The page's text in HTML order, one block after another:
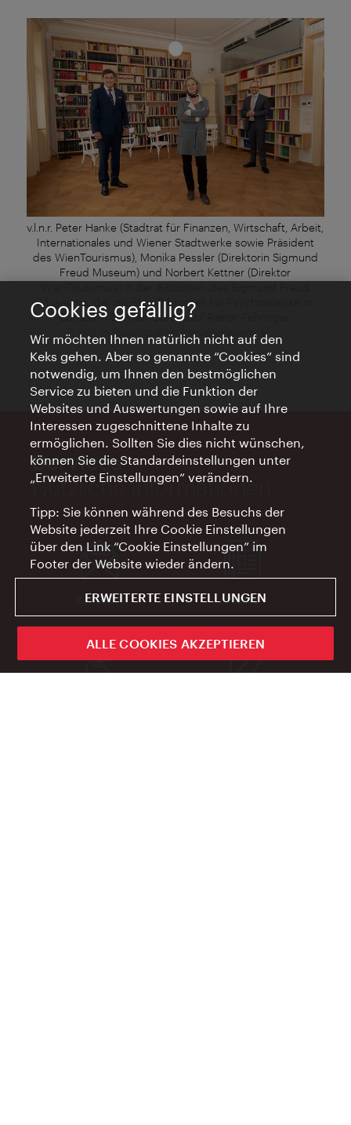
v.l.n.r. Peter Hanke (Stadtrat für Finanzen, Wirtschaft, Arbeit,
Internationales und Wiener Stadtwerke sowie Präsident
des WienTourismus), Monika Pessler (Direktorin Sigmund
Freud Museum) und Norbert Kettner (Direktor
Museums, der größten Bibliothek für Psychoanalyse in
Europa.– © WienTourismus/ Rainer Fehringer
Bild in Druckqualität herunterladen
Services
Nützliche Informationen
Kontakt News
Cookies gefällig?
Wir möchten Ihnen natürlich nicht auf den
Keks gehen. Aber so genannte “Cookies” sind
notwendig, um Ihnen den bestmöglichen
Service zu bieten und die Funktion der
Websites und Auswertungen sowie auf Ihre
Interessen zugeschnittene Inhalte zu
ermöglichen. Sollten Sie dies nicht wünschen,
können Sie die Standardeinstellungen unter
„Erweiterte Einstellungen“ verändern.
Tipp: Sie können während des Besuchs der
Website jederzeit Ihre Cookie Einstellungen
über den Link “Cookie Einstellungen” im
Footer der Website wieder ändern.
ERWEITERTE EINSTELLUNGEN
ALLE COOKIES AKZEPTIEREN